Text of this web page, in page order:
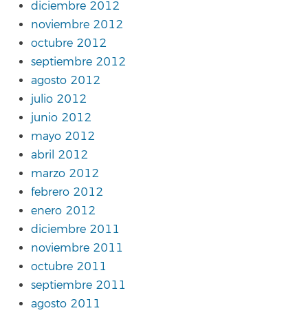
diciembre 2012
noviembre 2012
octubre 2012
septiembre 2012
agosto 2012
julio 2012
junio 2012
mayo 2012
abril 2012
marzo 2012
febrero 2012
enero 2012
diciembre 2011
noviembre 2011
octubre 2011
septiembre 2011
agosto 2011